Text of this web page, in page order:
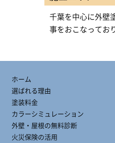
千葉を中心に外壁
事をおこなってお
ホーム
選ばれる理由
塗装料金
カラーシミュレーション
外壁・屋根の無料診断
火災保険の活用